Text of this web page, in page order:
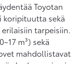
Toyotan
koripituutta sekä
tarpeisiin.
m³) sekä
mahdollistavat